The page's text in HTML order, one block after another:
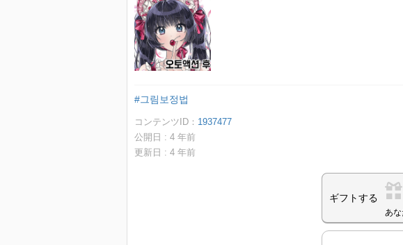
#그림보정법
コンテンツID： 1937477
公開日 : 4 年前
更新日 : 4 年前
ギフトする
あ